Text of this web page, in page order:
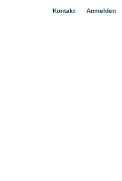
Kontakt| Anmelden